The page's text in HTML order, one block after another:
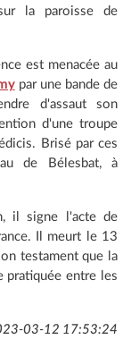
la paroisse de
est menacée au
par une bande de
d'assaut son
d'une troupe
Brisé par ces
de Bélesbat, à
il signe l'acte de
Il meurt le 13
testament que la
pratiquée entre les
03-12 17:53:24